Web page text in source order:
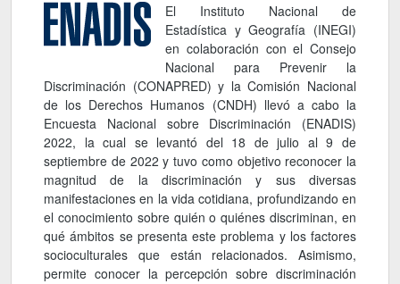
El Instituto Nacional de
Estadística y Geografía (INEGI)
en colaboración con el Consejo
Nacional para Prevenir la
Discriminación (CONAPRED) y la Comisión Nacional
de los Derechos Humanos (CNDH) llevó a cabo la
Encuesta Nacional sobre Discriminación (ENADIS)
2022, la cual se levantó del 18 de julio al 9 de
septiembre de 2022 y tuvo como objetivo reconocer la
magnitud de la discriminación y sus diversas
manifestaciones en la vida cotidiana, profundizando en
el conocimiento sobre quién o quiénes discriminan, en
qué ámbitos se presenta este problema y los factores
socioculturales que están relacionados. Asimismo,
permite conocer la percepción sobre discriminación